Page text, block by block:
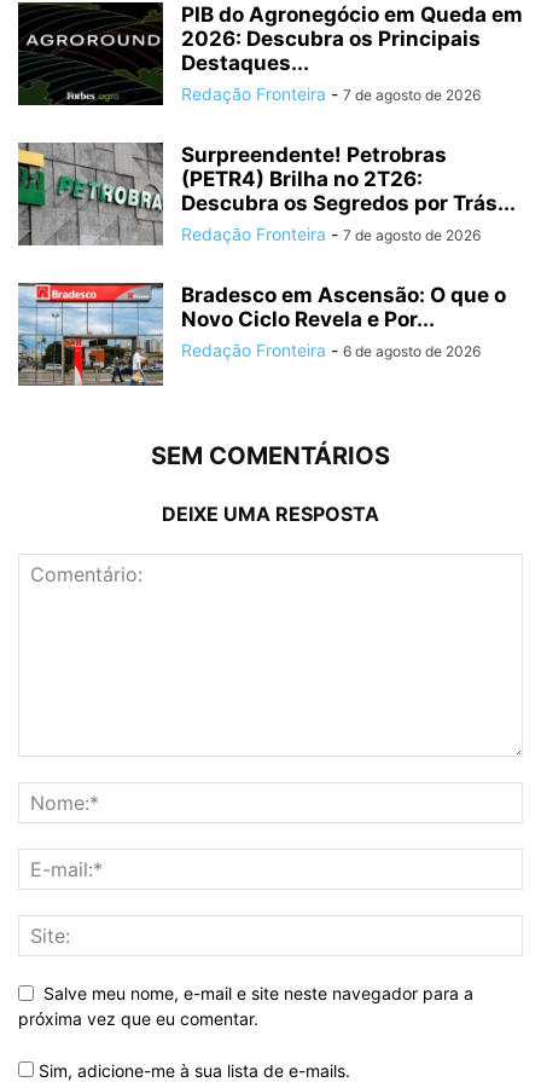
PIB do Agronegócio em Queda em
2026: Descubra os Principais
Destaques...
Redação Fronteira - 7 de agosto de 2026
Surpreendente! Petrobras
(PETR4) Brilha no 2T26:
Descubra os Segredos por Trás...
Redação Fronteira - 7 de agosto de 2026
Bradesco em Ascensão: O que o
Novo Ciclo Revela e Por...
Redação Fronteira - 6 de agosto de 2026
SEM COMENTÁRIOS
DEIXE UMA RESPOSTA
Salve meu nome, e-mail e site neste navegador para a
próxima vez que eu comentar.
Sim, adicione-me à sua lista de e-mails.